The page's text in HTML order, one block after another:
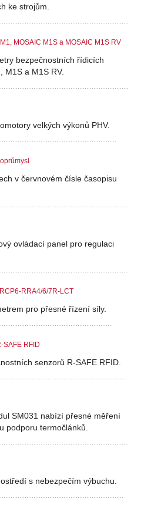
ke strojům.
MOSAIC M1S a MOSAIC M1S RV
bezpečnostních řídicích
M1S a M1S RV.
velkých výkonů PHV.
v červnovém čísle časopisu
ovládací panel pro regulaci
RRA4/6/7R-LCT
pro přesné řízení síly.
SAFE RFID
senzorů R-SAFE RFID.
SM031 nabízí přesné měření
podporu termočlánků.
s nebezpečím výbuchu.